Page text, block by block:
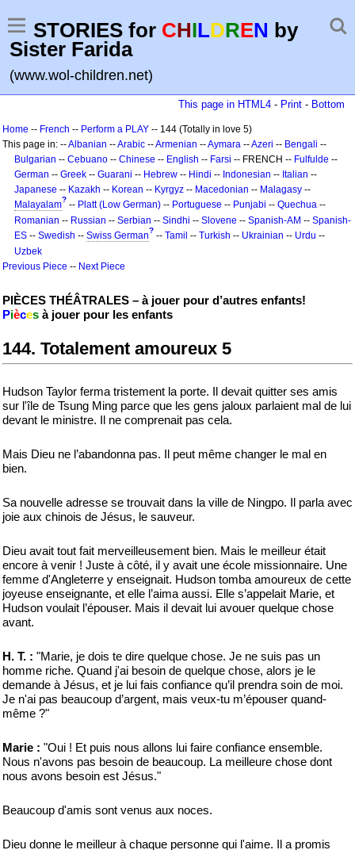
STORIES for CHILDREN by
Sister Farida
(www.wol-children.net)
This page in HTML4 - Print - Bottom
Home -- French -- Perform a PLAY -- 144 (Totally in love 5)
This page in: --Albanian --Arabic --Armenian --Aymara --Azeri -- Bengali --
Bulgarian -- Cebuano -- Chinese -- English -- Farsi -- FRENCH -- Fulfulde --
German -- Greek -- Guarani -- Hebrew -- Hindi -- Indonesian -- Italian --
Japanese -- Kazakh -- Korean -- Kyrgyz -- Macedonian -- Malagasy --
Malayalam? -- Platt (Low German) -- Portuguese -- Punjabi -- Quechua --
Romanian -- Russian -- Serbian -- Sindhi -- Slovene -- Spanish-AM -- Spanish-
ES -- Swedish -- Swiss German? -- Tamil -- Turkish -- Ukrainian -- Urdu --
Uzbek
Previous Piece -- Next Piece
PIÈCES THÉÂTRALES – à jouer pour d’autres enfants!
Pièces à jouer pour les enfants
144. Totalement amoureux 5
Hudson Taylor ferma tristement la porte. Il devait quitter ses amis
sur l'île de Tsung Ming parce que les gens jaloux parlaient mal de lui
devant le ministre. Il ne comprenait pas cela.
Mais Dieu ne l’abandonna pas. Il peut même changer le mal en
bien.
Sa nouvelle adresse se trouvait dans la ville de Ningpo. Il parla avec
joie aux chinois de Jésus, le sauveur.
Dieu avait tout fait merveilleusement bien. Mais le meilleur était
encore à venir ! Juste à côté, il y avait une école missionnaire. Une
femme d'Angleterre y enseignait. Hudson tomba amoureux de cette
joyeuse enseignante, et elle l’aima aussi. Elle s’appelait Marie, et
Hudson voulait l’épouser. Mais il devait lui avouer quelque chose
avant.
H. T. : "Marie, je dois te dire quelque chose. Je ne suis pas un
homme riche. Quand j'ai besoin de quelque chose, alors je le
demande à Jésus, et je lui fais confiance qu’il prendra soin de moi.
Je n'ai pas beaucoup d’argent, mais veux-tu m’épouser quand-
même ?"
Marie : "Oui ! Et puis nous allons lui faire confiance ensemble.
Nous n'avons pas besoin de beaucoup. La meilleure chose dont
nous avons besoin est Jésus."
Beaucoup d'amis sont venus aux noces.
Dieu donne le meilleur à chaque personne qui l'aime. Il a promis